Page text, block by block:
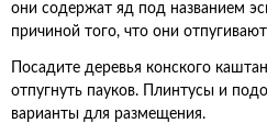
они содержат яд под названием
причиной того, что они
Посадите деревья конского
отпугнуть пауков. Плинтусы и
варианты для размещения.